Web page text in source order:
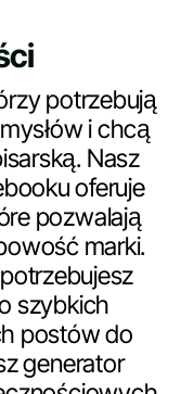
potrzebują
i chcą
Nasz
oferuje
pozwalają
marki.
szybkich
postów do
generator